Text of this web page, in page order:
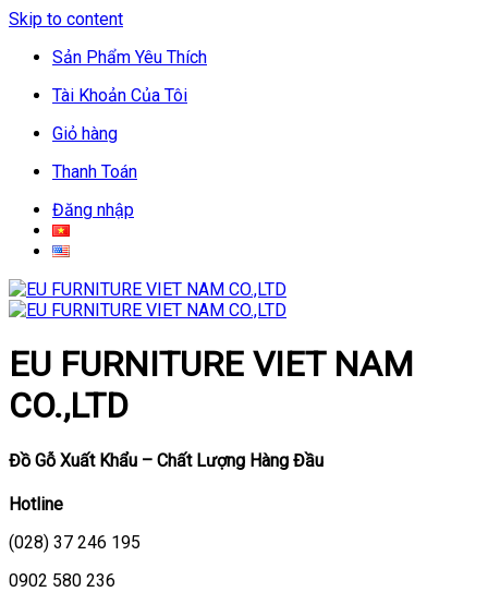
Skip to content
Sản Phẩm Yêu Thích
Tài Khoản Của Tôi
Giỏ hàng
Thanh Toán
Đăng nhập
EU FURNITURE VIET NAM
CO.,LTD
Đồ Gỗ Xuất Khẩu – Chất Lượng Hàng Đầu
Hotline
(028) 37 246 195
0902 580 236